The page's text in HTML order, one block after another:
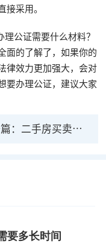
采用。
公证需要什么材料？
面的了解了，如果你的
律效力更加强大，会对
要办理公证，建议大家
： 二手房买卖为何需要公证？
要多长时间